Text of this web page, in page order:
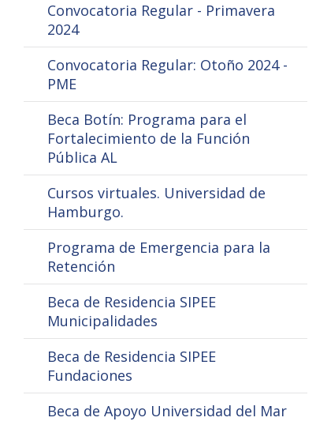
Convocatoria Regular - Primavera
2024
Convocatoria Regular: Otoño 2024 -
PME
Beca Botín: Programa para el
Fortalecimiento de la Función
Pública AL
Cursos virtuales. Universidad de
Hamburgo.
Programa de Emergencia para la
Retención
Beca de Residencia SIPEE
Municipalidades
Beca de Residencia SIPEE
Fundaciones
Beca de Apoyo Universidad del Mar